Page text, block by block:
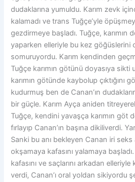
dudaklarına yumuldu. Karım zevk
kalamadı ve trans Tuğçe’yle
gezdirmeye başladı. Tuğçe, karımın
yaparken elleriyle bu kez göğüslerini
somuruyordu. Karım kendinden
Tuğçe karımın götünü doyasıya sikti
karımın götünde kaybolup çıktığını
kudurmuş ben de Canan’ın
bir güçle. Karım Ayça aniden
Tuğçe, kendini yavaşça karımın göt
fırlayıp Canan’ın başına dikiliverdi.
Sanki bu anı bekleyen Canan iri seks
okşamaya kafasını yalamaya başladı.
kafasını ve saçlarını arkadan elleriyle
verdi, Canan’ı oral yoldan sikiyordu